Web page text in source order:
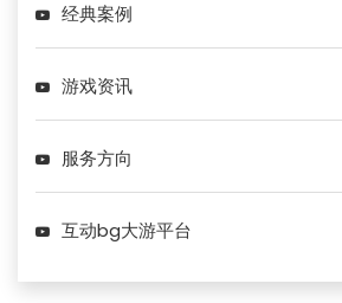
经典案例
游戏资讯
服务方向
互动bg大游平台